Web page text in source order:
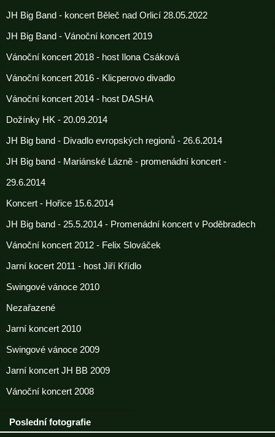
JH Big Band - koncert Běleč nad Orlicí 28.05.2022
JH Big Band - Vánoční koncert 2019
Vánoční koncert 2018 - host Ilona Csáková
Vánoční koncert 2016 - Klicperovo divadlo
Vánoční koncert 2014 - host DASHA
Dožínky HK - 20.09.2014
JH Big band - Divadlo evropských regionů - 26.6.2014
JH Big band - Mariánské Lázně - promenádní koncert -
29.6.2014
Koncert - Hořice 15.6.2014
JH Big band - 25.5.2014 - Promenádní koncert v Poděbradech
Vánoční koncert 2012 - Felix Slováček
Jarní kocert 2011 - host Jiří Křídlo
Swingové vánoce 2010
Nezařazené
Jarní koncert 2010
Swingové vánoce 2009
Jarní koncert JH BB 2009
Vánoční koncert 2008
Poslední fotografie